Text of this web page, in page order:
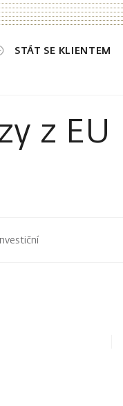
STÁT SE KLIENTEM
z EU